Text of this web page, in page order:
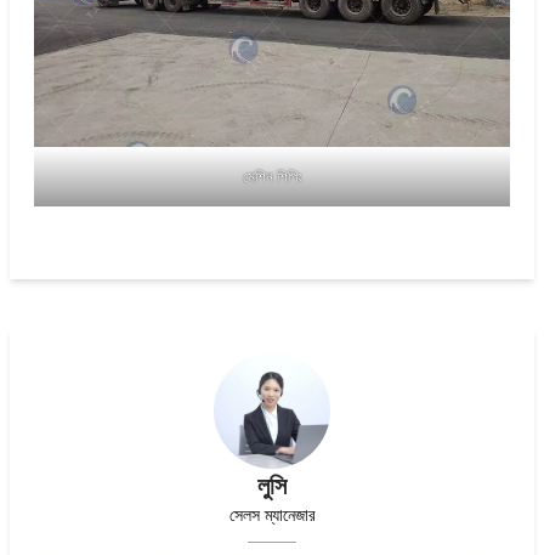
লুসি
সেলস ম্যানেজার
মেশিন শিপিং